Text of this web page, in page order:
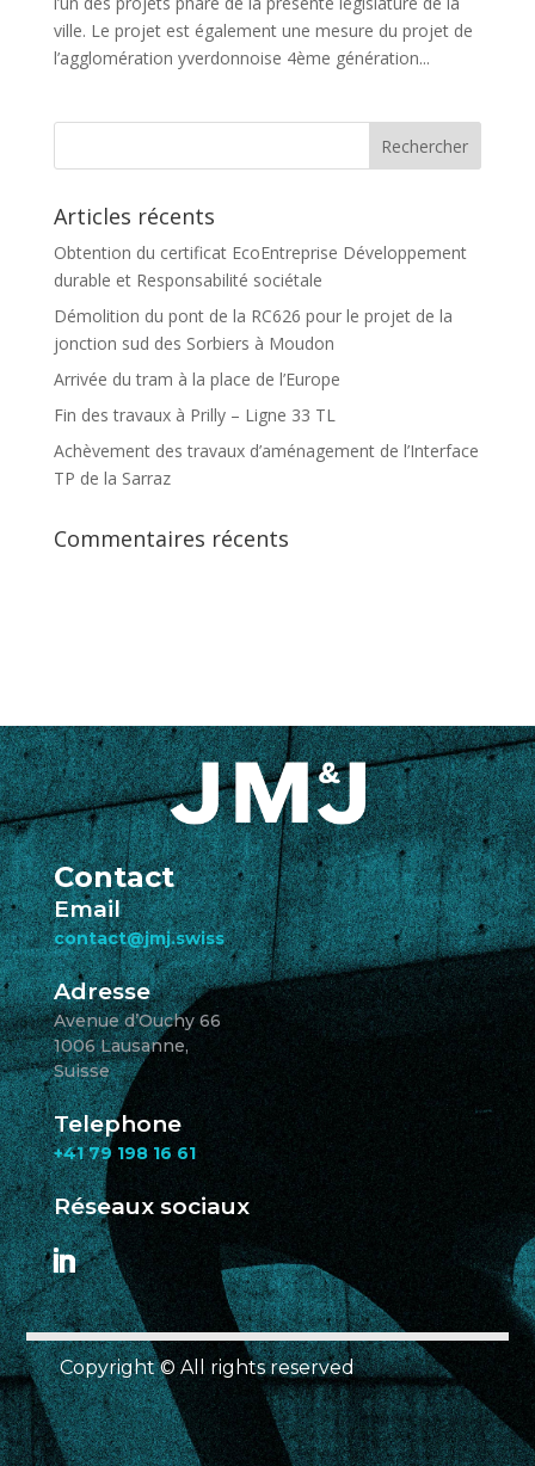
ville. Le projet est également une mesure du projet de
l’agglomération yverdonnoise 4ème génération...
Articles récents
Obtention du certificat EcoEntreprise Développement
durable et Responsabilité sociétale
Démolition du pont de la RC626 pour le projet de la
jonction sud des Sorbiers à Moudon
Arrivée du tram à la place de l’Europe
Fin des travaux à Prilly – Ligne 33 TL
Achèvement des travaux d’aménagement de l’Interface
TP de la Sarraz
Commentaires récents
Contact
Email
contact@jmj.swiss
Adresse
Avenue d’Ouchy 66
1006 Lausanne,
Suisse
Telephone
+41 79 198 16 61
Réseaux sociaux
Copyright © All rights reserved